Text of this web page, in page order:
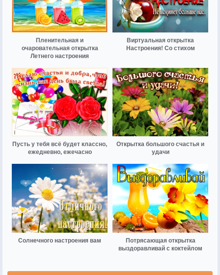
Пленительная и
очаровательная открытка
Летнего настроения
Виртуальная открытка
Настроения! Со стихом
Пусть у тебя всё будет классно,
ежедневно, ежечасно
Открытка большого счастья и
удачи
Солнечного настроения вам
Потрясающая открытка
выздоравливай с коктейлом